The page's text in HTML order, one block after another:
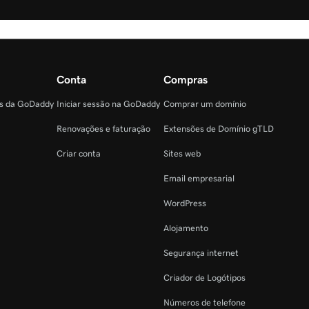
da GoDaddy
Conta
Iniciar sessão na GoDaddy
Renovações e faturação
Criar conta
Compras
Comprar um domínio
Extensões de Domínio gTLD
Sites web
Email empresarial
WordPress
Alojamento
Segurança internet
Criador de Logótipos
Números de telefone